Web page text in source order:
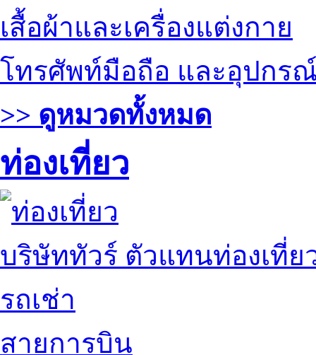
เสื้อผ้าและเครื่องแต่งกาย
โทรศัพท์มือถือ และอุปกร
>> ดูหมวดทั้งหมด
ท่องเที่ยว
บริษัททัวร์ ตัวแทนท่องเที่ย
รถเช่า
สายการบิน